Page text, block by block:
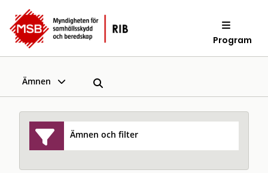
Program
Ämnen
Ämnen och filter